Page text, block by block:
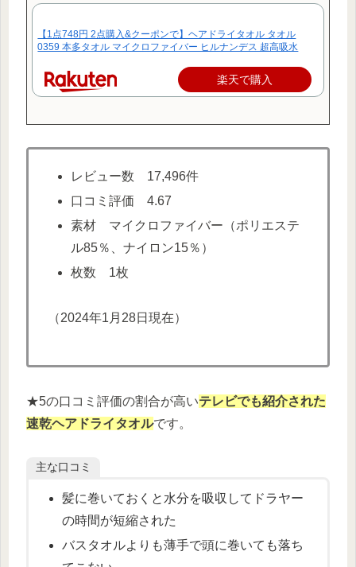
【1点748円 2点購入&クーポンで】ヘアドライタオル タオル
0359 本多タオル マイクロファイバー ヒルナンデス 超高吸水
楽天で購入
レビュー数 17,496件
口コミ評価 4.67
素材 マイクロファイバー（ポリエステ
ル85％、ナイロン15％）
枚数 1枚
（2024年1月28日現在）
★5の口コミ評価の割合が高いテレビでも紹介された
速乾ヘアドライタオルです。
主な口コミ
髪に巻いておくと水分を吸収してドラヤー
の時間が短縮された
バスタオルよりも薄手で頭に巻いても落ち